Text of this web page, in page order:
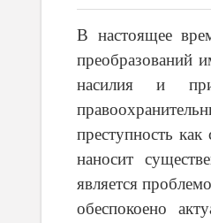
В настоящее
преобразований
насилия и
преступность
наносит
является
обеспокоено